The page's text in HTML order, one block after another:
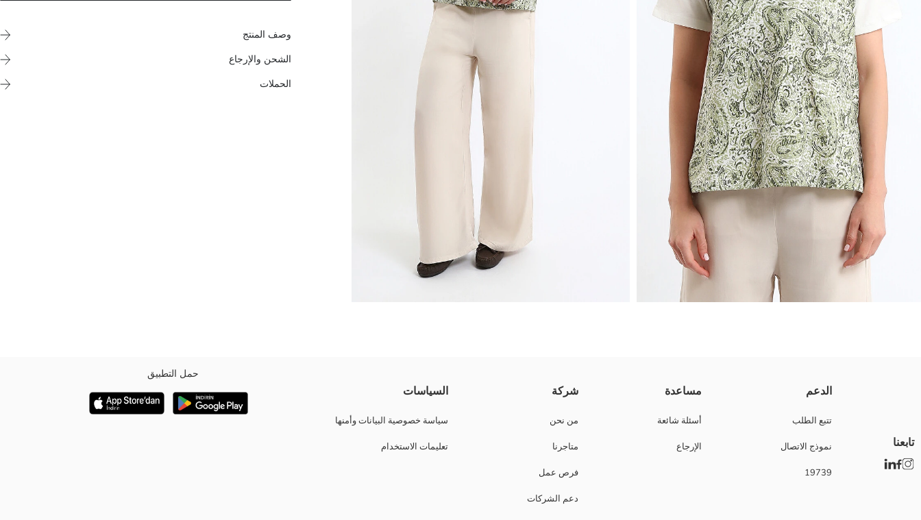
وصف المنتج
الشحن والإرجاع
الحملات
Main Fabric:
بلد المنشأ:
الدعم
تتبع الطلب
نموذج الاتصال
19739
مساعدة
أسئلة شائعة
الإرجاع
شركة
من نحن
متاجرنا
فرص عمل
دعم الشركات
السياسات
سياسة خصوصية البيانات وأمنها
تعليمات الاستخدام
حمل التطبيق
تابعنا